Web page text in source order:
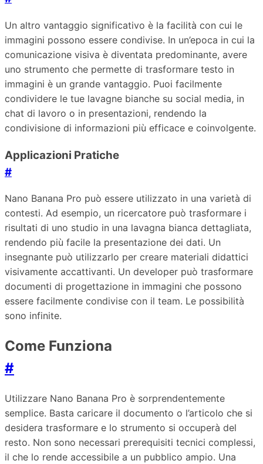
Un altro vantaggio significativo è la facilità con cui le
immagini possono essere condivise. In un’epoca in cui la
comunicazione visiva è diventata predominante, avere
uno strumento che permette di trasformare testo in
immagini è un grande vantaggio. Puoi facilmente
condividere le tue lavagne bianche su social media, in
chat di lavoro o in presentazioni, rendendo la
condivisione di informazioni più efficace e coinvolgente.
Applicazioni Pratiche
#
Nano Banana Pro può essere utilizzato in una varietà di
contesti. Ad esempio, un ricercatore può trasformare i
risultati di uno studio in una lavagna bianca dettagliata,
rendendo più facile la presentazione dei dati. Un
insegnante può utilizzarlo per creare materiali didattici
visivamente accattivanti. Un developer può trasformare
documenti di progettazione in immagini che possono
essere facilmente condivise con il team. Le possibilità
sono infinite.
Come Funziona
#
Utilizzare Nano Banana Pro è sorprendentemente
semplice. Basta caricare il documento o l’articolo che si
desidera trasformare e lo strumento si occuperà del
resto. Non sono necessari prerequisiti tecnici complessi,
il che lo rende accessibile a un pubblico ampio. Una